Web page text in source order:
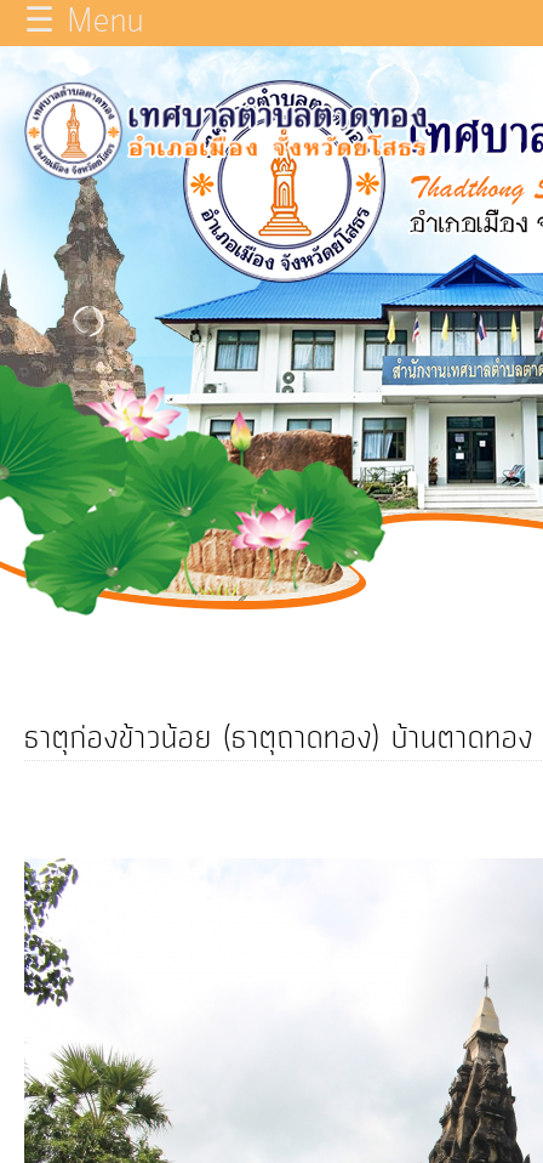
หน้า
หลัก
ข้อมูล
ทั่วไป
บุคลากร
แผน
ยุทธศาสตร์
รายงาน
ผล
การ
ดำเนิน
งาน
ข้อมูล
การ
คลัง
การ
จัดการ
ความ
รู้
ITA
☰ Menu
ธาตุก่องข้าวน้อย (ธาตุถาดทอง) บ้านตาดทอง